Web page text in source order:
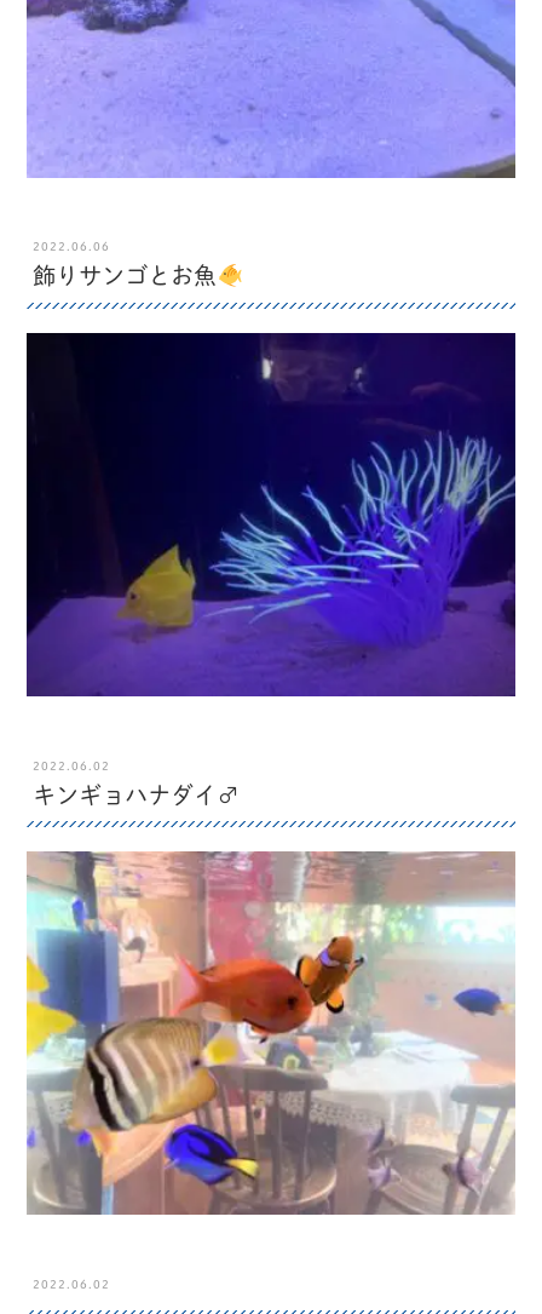
2022.06.06
飾りサンゴとお魚
2022.06.02
キンギョハナダイ♂
2022.06.02